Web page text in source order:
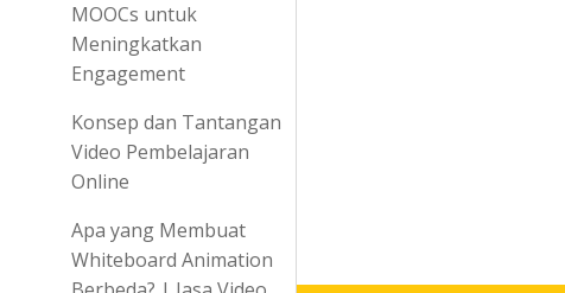
MOOCs untuk
Meningkatkan
Engagement
Konsep dan Tantangan
Video Pembelajaran
Online
Apa yang Membuat
Whiteboard Animation